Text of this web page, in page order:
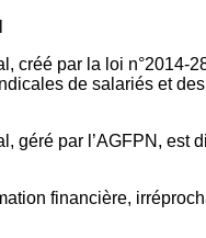
créé par la loi
de salariés et
géré par l’AGFPN,
financière,